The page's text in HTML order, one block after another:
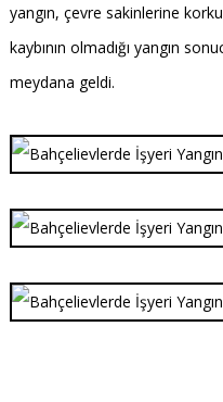
yangın, çevre sakinlerine
kaybının olmadığı yangın
meydana geldi.